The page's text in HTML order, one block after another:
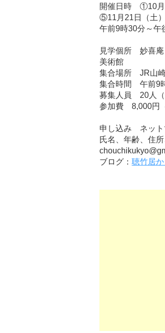
開催日時 ①10月
⑤11月21日（土）
午前9時30分～午
見学個所 妙喜
美術館
集合場所 JR山崎
集合時間 午前9
募集人員 20人（
参加費 8,000円
申し込み ネット
氏名、年齢、住
ブログ： 聴竹居